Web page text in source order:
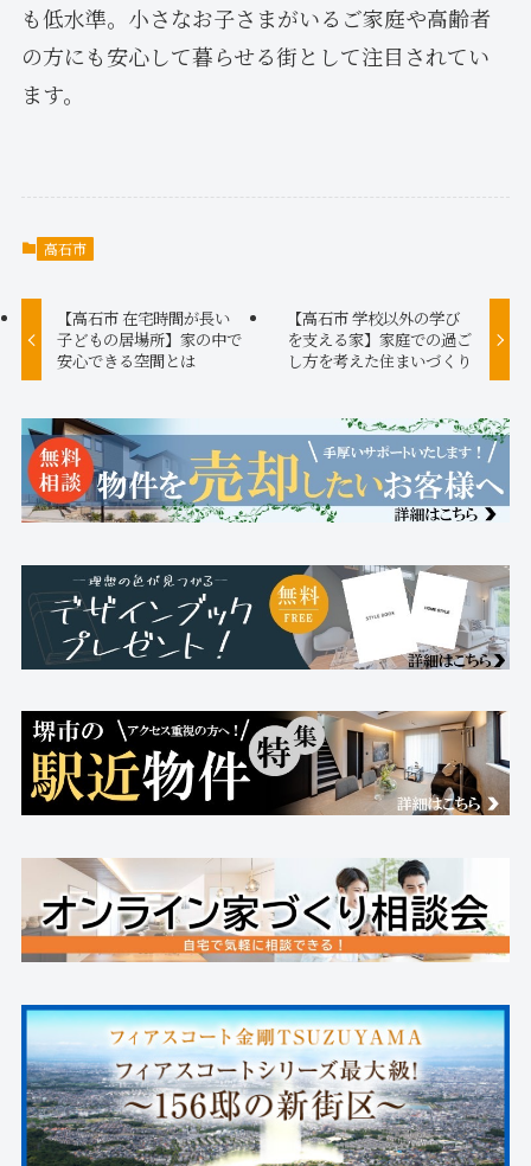
も低水準。小さなお子さまがいるご家庭や高齢者
の方にも安心して暮らせる街として注目されてい
ます。
高石市
【高石市 在宅時間が長い
子どもの居場所】家の中で
安心できる空間とは
【高石市 学校以外の学び
を支える家】家庭での過ご
し方を考えた住まいづくり